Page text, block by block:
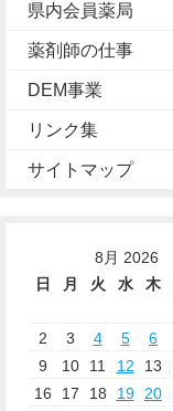
県内会員薬局
薬剤師の仕事
DEM事業
リンク集
サイトマップ
8月 2026
日
月 火 水 木
2
3 4 5 6
9
10 11 12 13
16
17 18 19 20